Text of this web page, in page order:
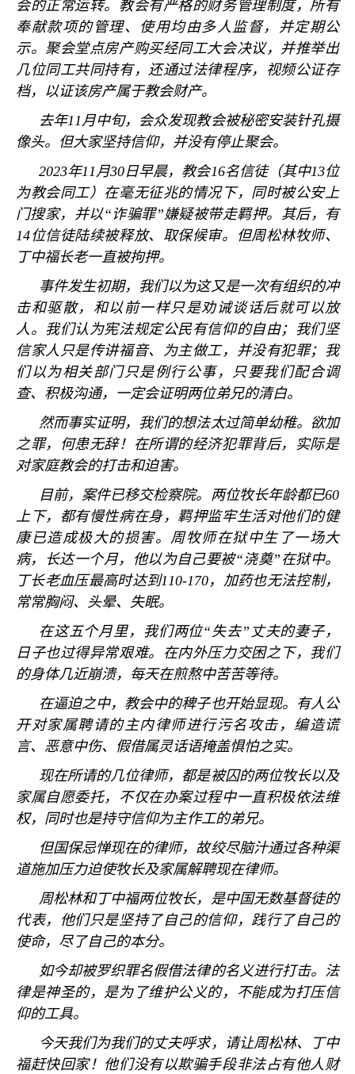
会的正常运转。教会有严格的财务管理制度，所有
奉献款项的管理、使用均由多人监督，并定期公
示。聚会堂点房产购买经同工大会决议，并推举出
几位同工共同持有，还通过法律程序，视频公证存
档，以证该房产属于教会财产。
去年11月中旬，会众发现教会被秘密安装针孔摄
像头。但大家坚持信仰，并没有停止聚会。
2023年11月30日早晨，教会16名信徒（其中13位
为教会同工）在毫无征兆的情况下，同时被公安上
门搜家，并以“诈骗罪”嫌疑被带走羁押。其后，有
14位信徒陆续被释放、取保候审。但周松林牧师、
丁中福长老一直被拘押。
事件发生初期，我们以为这又是一次有组织的冲
击和驱散，和以前一样只是劝诫谈话后就可以放
人。我们认为宪法规定公民有信仰的自由；我们坚
信家人只是传讲福音、为主做工，并没有犯罪；我
们以为相关部门只是例行公事，只要我们配合调
查、积极沟通，一定会证明两位弟兄的清白。
然而事实证明，我们的想法太过简单幼稚。欲加
之罪，何患无辞！在所谓的经济犯罪背后，实际是
对家庭教会的打击和迫害。
目前，案件已移交检察院。两位牧长年龄都已60
上下，都有慢性病在身，羁押监牢生活对他们的健
康已造成极大的损害。周牧师在狱中生了一场大
病，长达一个月，他以为自己要被“浇奠” 在狱中。
丁长老血压最高时达到110-170，加药也无法控制，
常常胸闷、头晕、失眠。
在这五个月里，我们两位“ 失去” 丈夫的妻子，
日子也过得异常艰难。在内外压力交困之下，我们
的身体几近崩溃，每天在煎熬中苦苦等待。
在逼迫之中，教会中的稗子也开始显现。有人公
开对家属聘请的主内律师进行污名攻击，编造谎
言、恶意中伤、假借属灵话语掩盖惧怕之实。
现在所请的几位律师，都是被囚的两位牧长以及
家属自愿委托，不仅在办案过程中一直积极依法维
权，同时也是持守信仰为主作工的弟兄。
但国保忌惮现在的律师，故绞尽脑汁通过各种渠
道施加压力迫使牧长及家属解聘现在律师。
周松林和丁中福两位牧长，是中国无数基督徒的
代表，他们只是坚持了自己的信仰，践行了自己的
使命，尽了自己的本分。
如今却被罗织罪名假借法律的名义进行打击。法
律是神圣的，是为了维护公义的，不能成为打压信
仰的工具。
今天我们为我们的丈夫呼求，请让周松林、丁中
福赶快回家！他们没有以欺骗手段非法占有他人财